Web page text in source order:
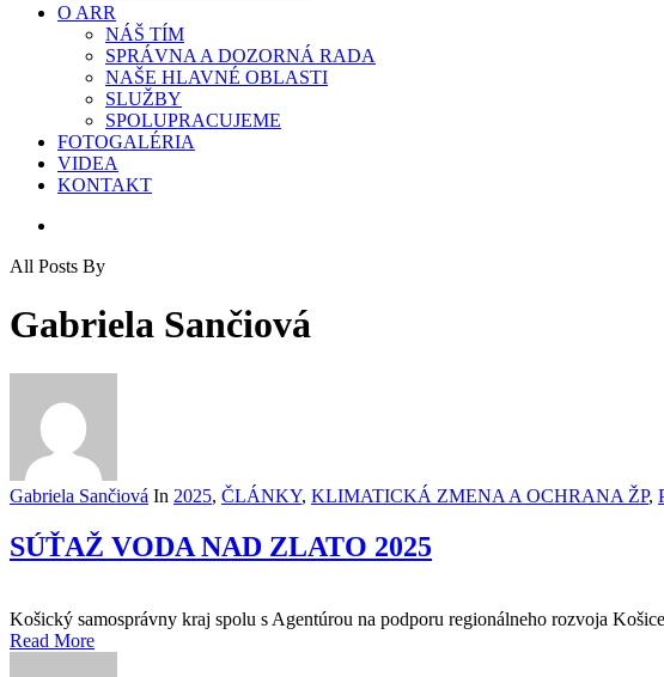
O ARR
NÁŠ TÍM
SPRÁVNA A DOZORNÁ RADA
NAŠE HLAVNÉ OBLASTI
SLUŽBY
SPOLUPRACUJEME
FOTOGALÉRIA
VIDEA
KONTAKT
All Posts By
Gabriela Sančiová
Gabriela Sančiová In 2025, ČLÁNKY, KLIMATICKÁ ZMENA A OCHRANA ŽP,
SÚŤAŽ VODA NAD ZLATO 2025
Košický samosprávny kraj spolu s Agentúrou na podporu regionálneho rozvoja
Read More